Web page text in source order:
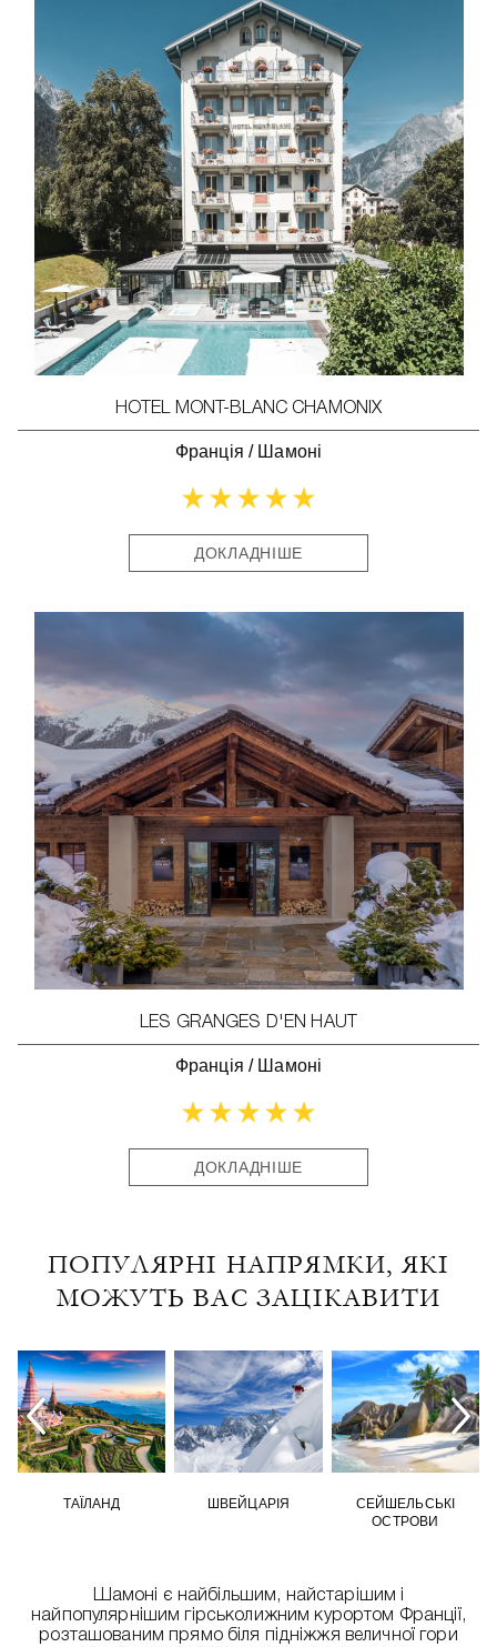
HOTEL MONT-BLANC CHAMONIX
Франція / Шамоні
ДОКЛАДНІШЕ
LES GRANGES D'EN HAUT
Франція / Шамоні
ДОКЛАДНІШЕ
ПОПУЛЯРНІ НАПРЯМКИ, ЯКІ
МОЖУТЬ ВАС ЗАЦІКАВИТИ
ТАЇЛАНД ШВЕЙЦАРІЯ
СЕЙШЕЛЬСЬКІ
ОСТРОВИ
Шамоні є найбільшим, найстарішим і
найпопулярнішим гірськолижним курортом Франції,
розташованим прямо біля підніжжя величної гори